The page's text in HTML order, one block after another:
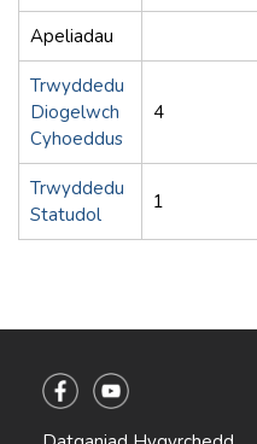
Apeliadau
Trwyddedu
Diogelwch
Cyhoeddus
4
Trwyddedu
Statudol
1